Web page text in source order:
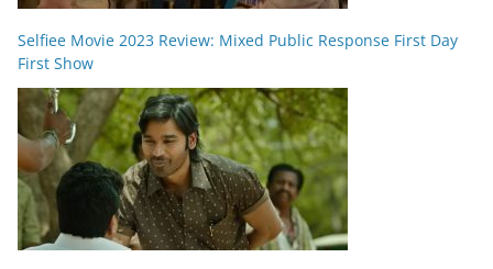
Selfiee Movie 2023 Review: Mixed Public Response First Day
First Show